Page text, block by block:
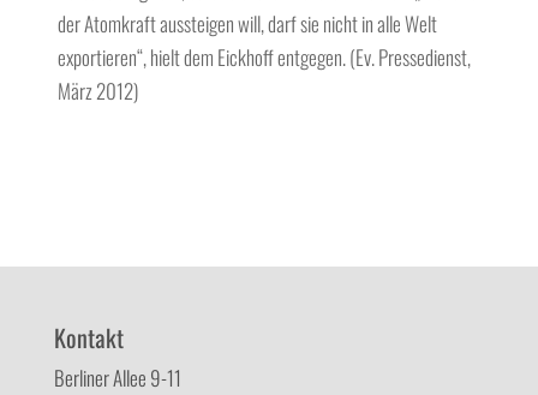
der Atomkraft aussteigen will, darf sie nicht in alle Welt
exportieren“, hielt dem Eickhoff entgegen. (Ev. Pressedienst,
März 2012)
Kontakt
Berliner Allee 9-11